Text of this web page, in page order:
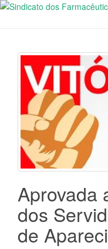
Aprovada
dos
de